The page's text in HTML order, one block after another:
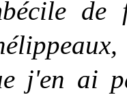
j'en ai